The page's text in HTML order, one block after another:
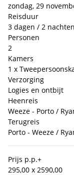
zondag, 29
Reisduur
3 dagen / 2 nachten
Personen
2
Kamers
1 x
Verzorging
Logies en ontbijt
Heenreis
Weeze - Porto /
Terugreis
Porto - Weeze /
Prijs p.p.+
295,00 x 2590,00